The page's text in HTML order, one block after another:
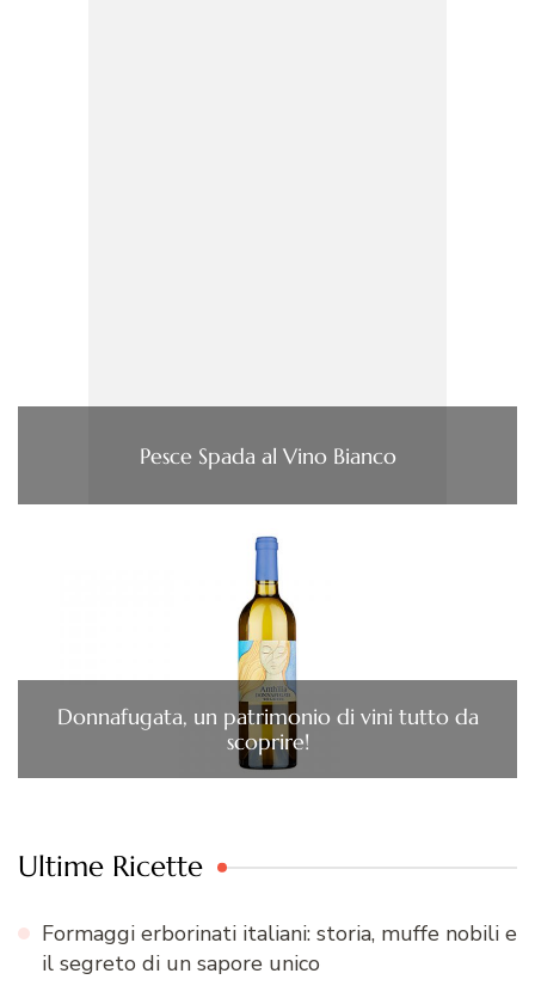
Pesce Spada al Vino Bianco
Donnafugata, un patrimonio di vini tutto da
scoprire!
Ultime Ricette
Formaggi erborinati italiani: storia, muffe nobili e
il segreto di un sapore unico